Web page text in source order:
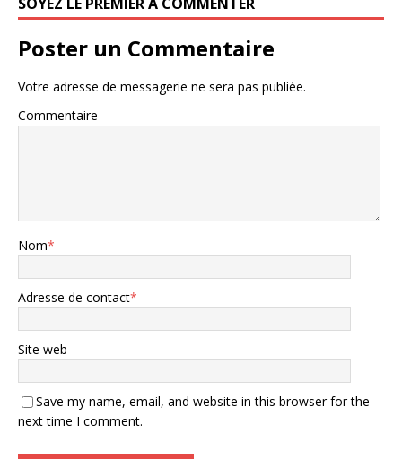
Poster un Commentaire
Votre adresse de messagerie ne sera pas publiée.
Commentaire
Nom*
Adresse de contact*
Site web
Save my name, email, and website in this browser for the
next time I comment.